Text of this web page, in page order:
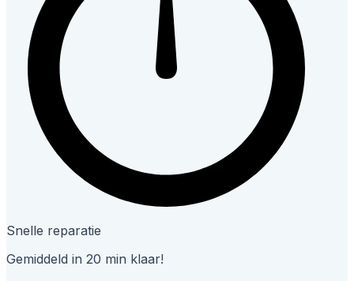
Snelle reparatie
Gemiddeld in 20 min klaar!